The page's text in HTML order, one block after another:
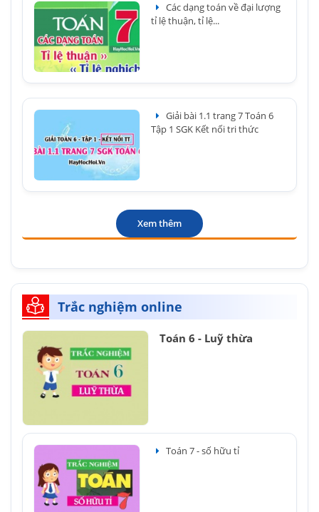
Các dạng toán về đại lượng
tỉ lệ thuận, tỉ lệ...
Giải bài 1.1 trang 7 Toán 6
Tập 1 SGK Kết nối tri thức
Xem thêm
Trắc nghiệm online
Toán 6 - Luỹ thừa
Toán 7 - số hữu tỉ